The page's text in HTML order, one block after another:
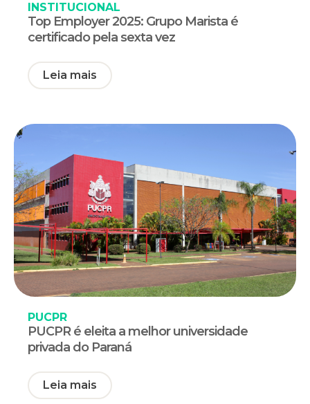
INSTITUCIONAL
Top Employer 2025: Grupo Marista é
certificado pela sexta vez
Leia mais
PUCPR
PUCPR é eleita a melhor universidade
privada do Paraná
Leia mais